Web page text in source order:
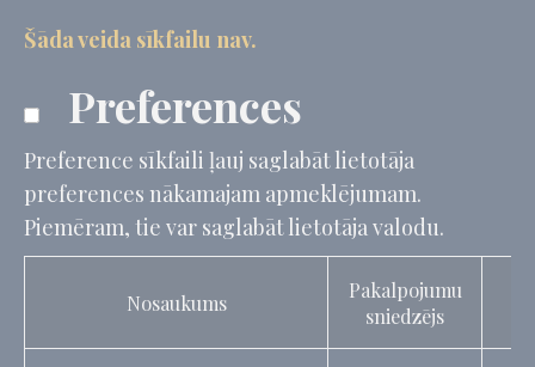
Šāda veida sīkfailu nav.
Preferences
Preference sīkfaili ļauj saglabāt lietotāja
preferences nākamajam apmeklējumam.
Piemēram, tie var saglabāt lietotāja valodu.
Nosaukums
Pakalpojumu
sniedzējs